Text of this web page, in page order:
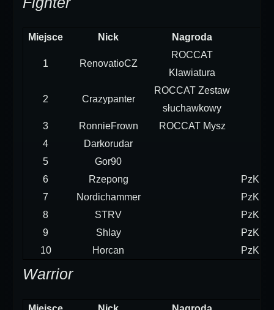
Miejsce Nick Nagroda
1 RenovatioCZ
ROCCAT
Klawiatura
2 Crazypanter
ROCCAT Zestaw
słuchawkowy
3
RonnieFrown
ROCCAT Mysz
4
Darkorudar
5
Gor90
6
Rzepong
7
Nordichammer
8
STRV
9
Shlay
10
Horcan
Warrior